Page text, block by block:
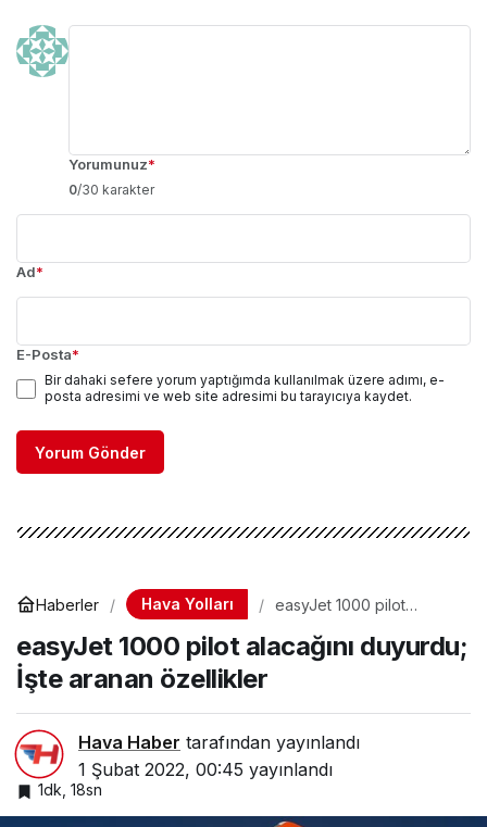
Yorumunuz*
0/30 karakter
Ad*
E-Posta*
Bir dahaki sefere yorum yaptığımda kullanılmak üzere adımı, e-
posta adresimi ve web site adresimi bu tarayıcıya kaydet.
Yorum Gönder
Haberler Hava Yolları
easyJet 1000 pilot
aranan özellikler
easyJet 1000 pilot alacağını duyurdu;
İşte aranan özellikler
Hava Haber tarafından yayınlandı
1 Şubat 2022, 00:45 yayınlandı
1dk, 18sn